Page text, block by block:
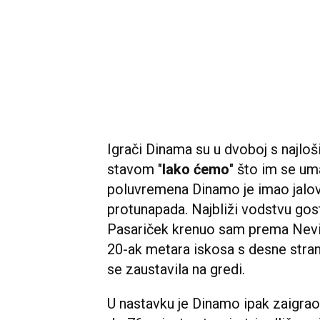
Igrači Dinama su u dvoboj s
stavom "lako ćemo" što im se
poluvremena Dinamo je imao
protunapada. Najbliži vodstvu
Pasariček krenuo sam prema
20-ak metara iskosa s desne
se zaustavila na gredi.
U nastavku je Dinamo ipak